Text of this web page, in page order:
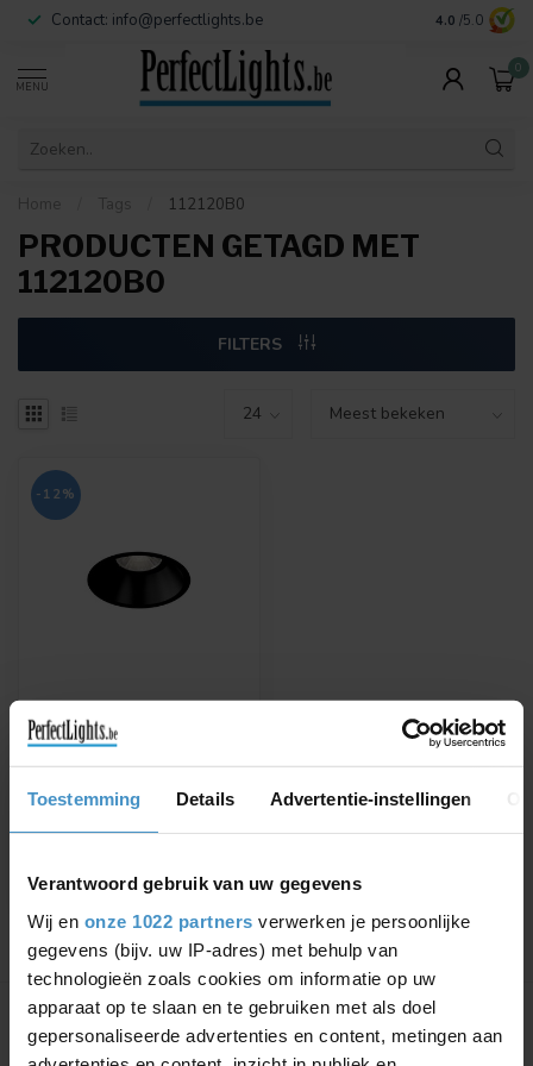
Toestemming Details Advertentie-instellingen
Verantwoord gebruik van uw gegevens
Wij en onze 1022 partners verwerken je persoonlijke
gegevens (bijv. uw IP-adres) met behulp van
technologieën zoals cookies om informatie op uw
apparaat op te slaan en te gebruiken met als doel
gepersonaliseerde advertenties en content, metingen aan
Contact: info@perfectlights.be 4.0 /5.0
MENU
0
Home Tags 112120B0
PRODUCTEN GETAGD MET
112120B0
FILTERS
-12%
INBOUWSPOT DEEP 1.0
PAR16
zilvergrijs
€32,16
Toon1-1van 1